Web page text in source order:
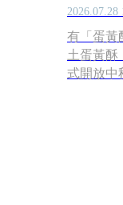
2026.07.28
有「蛋黃
土蛋黃酥
式開放中